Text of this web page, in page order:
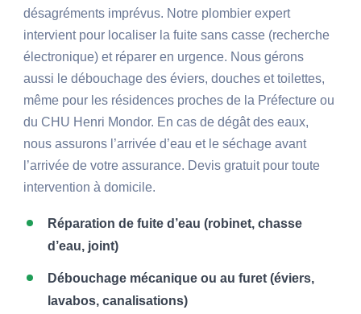
désagréments imprévus. Notre plombier expert
intervient pour localiser la fuite sans casse (recherche
électronique) et réparer en urgence. Nous gérons
aussi le débouchage des éviers, douches et toilettes,
même pour les résidences proches de la Préfecture ou
du CHU Henri Mondor. En cas de dégât des eaux,
nous assurons l’arrivée d’eau et le séchage avant
l’arrivée de votre assurance. Devis gratuit pour toute
intervention à domicile.
Réparation de fuite d’eau (robinet, chasse
d’eau, joint)
Débouchage mécanique ou au furet (éviers,
lavabos, canalisations)